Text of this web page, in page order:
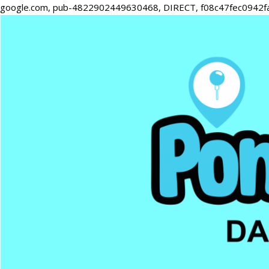
google.com, pub-4822902449630468, DIRECT,